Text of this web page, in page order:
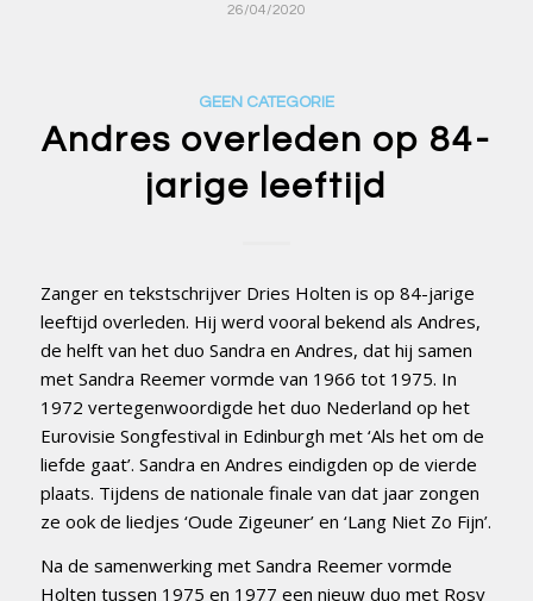
26/04/2020
GEEN CATEGORIE
Andres overleden op 84-
jarige leeftijd
Zanger en tekstschrijver Dries Holten is op 84-jarige
leeftijd overleden. Hij werd vooral bekend als Andres,
de helft van het duo Sandra en Andres, dat hij samen
met Sandra Reemer vormde van 1966 tot 1975. In
1972 vertegenwoordigde het duo Nederland op het
Eurovisie Songfestival in Edinburgh met ‘Als het om de
liefde gaat’. Sandra en Andres eindigden op de vierde
plaats. Tijdens de nationale finale van dat jaar zongen
ze ook de liedjes ‘Oude Zigeuner’ en ‘Lang Niet Zo Fijn’.
Na de samenwerking met Sandra Reemer vormde
Holten tussen 1975 en 1977 een nieuw duo met Rosy